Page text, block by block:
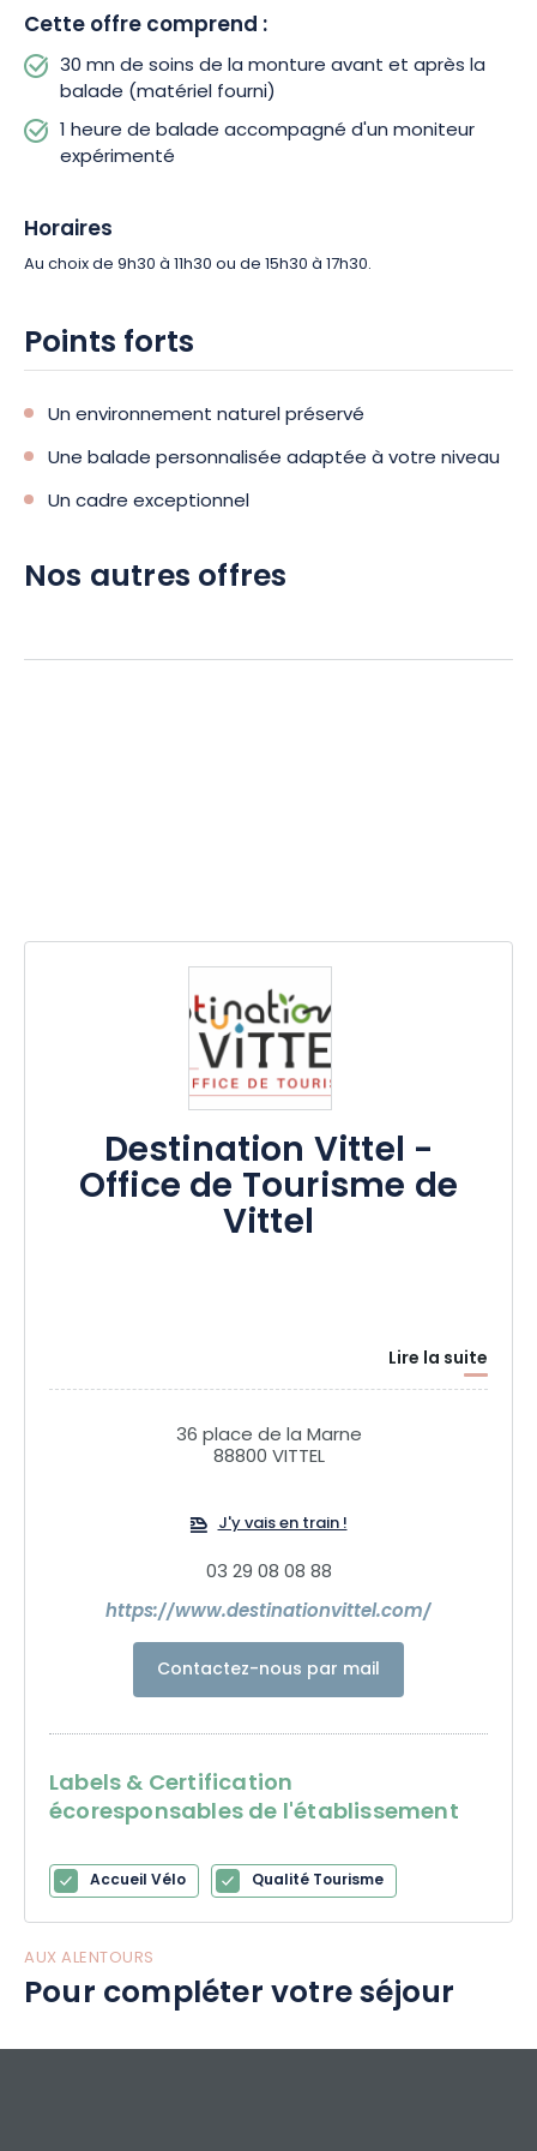
Cette offre comprend :
30 mn de soins de la monture avant et après la
balade (matériel fourni)
1 heure de balade accompagné d'un moniteur
expérimenté
Horaires
Au choix de 9h30 à 11h30 ou de 15h30 à 17h30.
Points forts
Un environnement naturel préservé
Une balade personnalisée adaptée à votre niveau
Un cadre exceptionnel
Nos autres offres
Destination Vittel -
Office de Tourisme de
Vittel
Lire la suite
36 place de la Marne
88800 VITTEL
J'y vais en train !
03 29 08 08 88
https://www.destinationvittel.com/
Contactez-nous par mail
Labels & Certification
écoresponsables de l'établissement
Accueil Vélo Qualité Tourisme
AUX ALENTOURS
Pour compléter votre séjour